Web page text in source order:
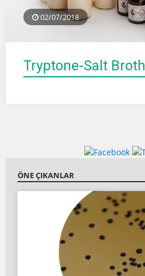
02/07/2018
Tryptone-Salt Broth
ÖNE ÇIKANLAR